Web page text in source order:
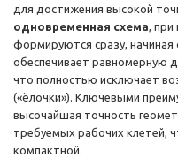
для достижения высокой
одновременная схема, при
формируются сразу, начиная
обеспечивает равномерную
что полностью исключает
(«ёлочки»). Ключевыми
высочайшая точность
требуемых рабочих клетей,
компактной.